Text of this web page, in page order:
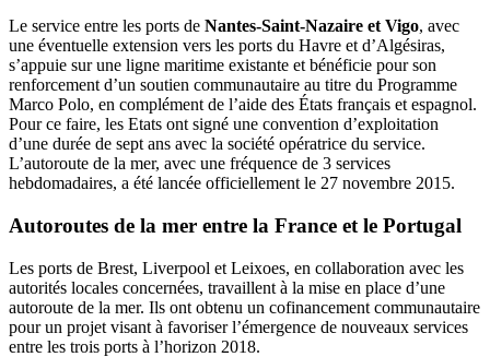
Le service entre les ports de Nantes-Saint-Nazaire et Vigo, avec
une éventuelle extension vers les ports du Havre et d’Algésiras,
s’appuie sur une ligne maritime existante et bénéficie pour son
renforcement d’un soutien communautaire au titre du Programme
Marco Polo, en complément de l’aide des États français et espagnol.
Pour ce faire, les Etats ont signé une convention d’exploitation
d’une durée de sept ans avec la société opératrice du service.
L’autoroute de la mer, avec une fréquence de 3 services
hebdomadaires, a été lancée officiellement le 27 novembre 2015.
Autoroutes de la mer entre la France et le Portugal
Les ports de Brest, Liverpool et Leixoes, en collaboration avec les
autorités locales concernées, travaillent à la mise en place d’une
autoroute de la mer. Ils ont obtenu un cofinancement communautaire
pour un projet visant à favoriser l’émergence de nouveaux services
entre les trois ports à l’horizon 2018.